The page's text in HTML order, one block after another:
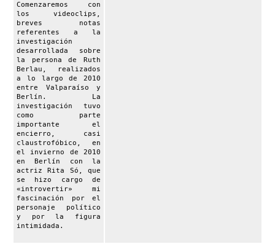
Comenzaremos con
los videoclips,
breves notas
referentes a la
investigación
desarrollada sobre
la persona de Ruth
Berlau, realizados
a lo largo de 2010
entre Valparaíso y
Berlín. La
investigación tuvo
como parte
importante el
encierro, casi
claustrofóbico, en
el invierno de 2010
en Berlín con la
actriz Rita Só, que
se hizo cargo de
«introvertir» mi
fascinación por el
personaje político
y por la figura
intimidada.